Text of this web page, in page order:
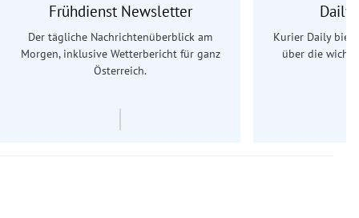
Frühdienst Newsletter
Der tägliche Nachrichtenüberblick am
Morgen, inklusive Wetterbericht für ganz
Österreich.
Daily
Kurier Daily
über die